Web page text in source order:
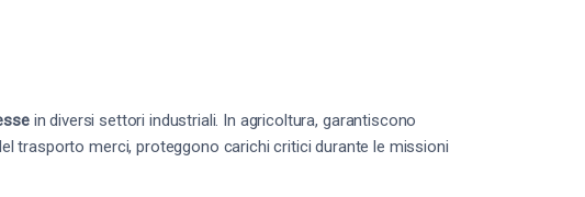
in diversi settori industriali. In agricoltura, garantiscono
trasporto merci, proteggono carichi critici durante le missioni